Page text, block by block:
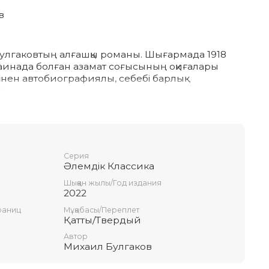
алғашқы романы. Шығармада 1918
болған азамат соғысының оқиғалары
автобиографиялы, себебі барлық
туыстары, дос-жарандары мен
Алексей
бейбіт өмірді қалайтындар. Романға соғыс пен
қарамастан, үйді, туған жерді сақтау
Серия
Әлемдік Классика
Шыққан жылы/Год издания
2022
Мұқабасы/Переплет
Қатты/Твердый
Автор
Михаил Булгаков